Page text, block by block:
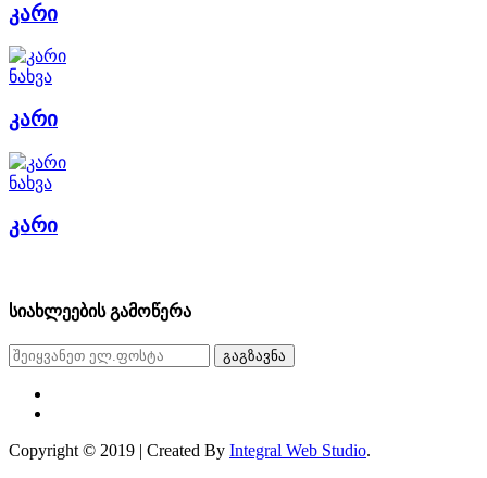
კარი
ნახვა
კარი
ნახვა
კარი
სიახლეების გამოწერა
გაგზავნა
Copyright © 2019 | Created By Integral Web Studio.